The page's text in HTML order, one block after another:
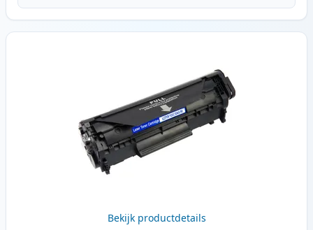
Bekijk productdetails